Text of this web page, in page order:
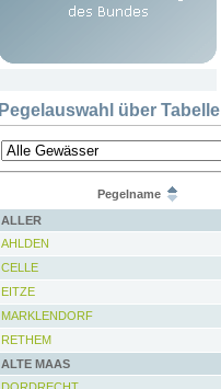
Pegelauswahl über Tabelle
Pegelname
ALLER
AHLDEN
CELLE
EITZE
MARKLENDORF
RETHEM
ALTE MAAS